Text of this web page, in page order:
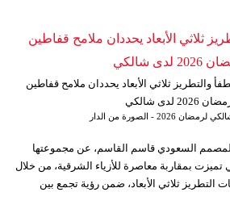
ثلاثي الأبعاد يحددان ملامح قفاطين
لدى شالكي
2026 - الصورة من الدار
السعودي قاسم القاسم، عن مجموعتها
2026، والتي تميزت بمقاربة معاصرة للأزياء الشرقية، من خلال
التطريز ثلاثي الأبعاد، ضمن رؤية تجمع بين